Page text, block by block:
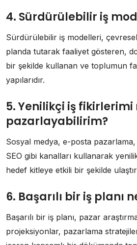
4. Sürdürülebilir iş
Sürdürülebilir iş modelleri,
planda tutarak faaliyet gösteren,
bir şekilde kullanan ve toplumun
yapılarıdır.
5. Yenilikçi iş fikirlerimi
pazarlayabilirim?
Sosyal medya, e-posta
SEO gibi kanalları kullanarak
hedef kitleye etkili bir şekilde
6. Başarılı bir iş planı
Başarılı bir iş planı, pazar
projeksiyonlar, pazarlama